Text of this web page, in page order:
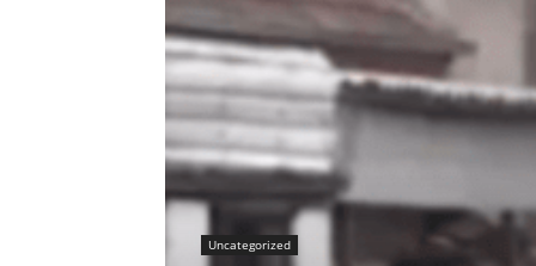
Uncategorized